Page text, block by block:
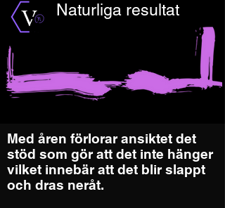
Naturliga resultat
Med åren förlorar ansiktet det
stöd som gör att det inte hänger
vilket innebär att det blir slappt
och dras neråt.